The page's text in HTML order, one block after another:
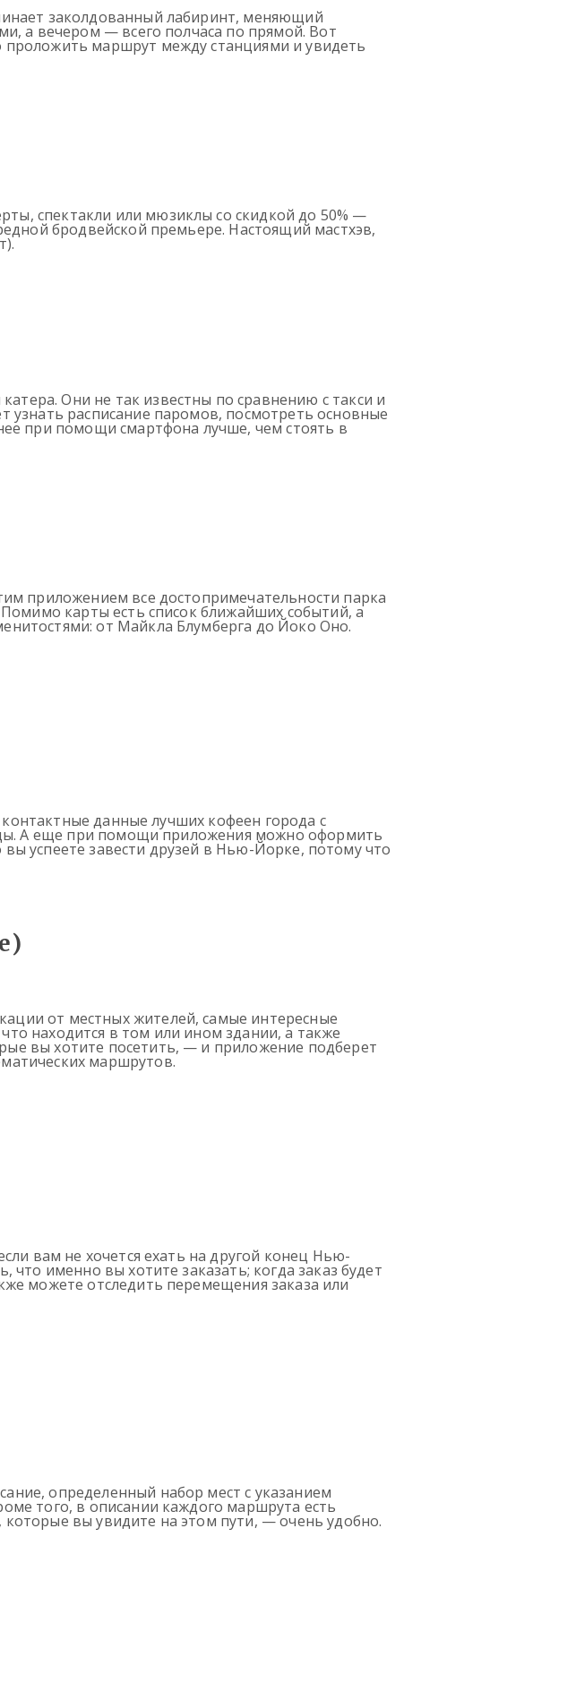
заколдованный лабиринт, меняющий
а вечером — всего полчаса по прямой. Вот
маршрут между станциями и увидеть
спектакли или мюзиклы со скидкой до 50% —
бродвейской премьере. Настоящий мастхэв,
Они не так известны по сравнению с такси и
расписание паромов, посмотреть основные
при помощи смартфона лучше, чем стоять в
приложением все достопримечательности парка
карты есть список ближайших событий, а
от Майкла Блумберга до Йоко Оно.
данные лучших кофеен города с
А еще при помощи приложения можно оформить
вы успеете завести друзей в Нью-Йорке, потому что
от местных жителей, самые интересные
находится в том или ином здании, а также
вы хотите посетить, — и приложение подберет
маршрутов.
вам не хочется ехать на другой конец Нью-
именно вы хотите заказать; когда заказ будет
можете отследить перемещения заказа или
определенный набор мест с указанием
того, в описании каждого маршрута есть
вы увидите на этом пути, — очень удобно.